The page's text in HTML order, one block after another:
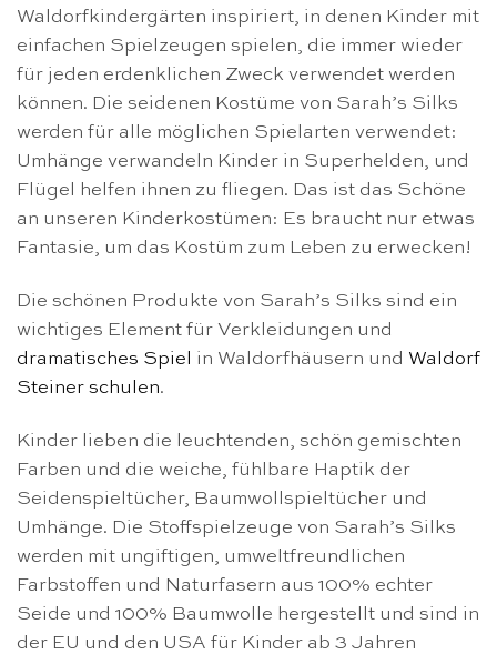
Waldorfkindergärten inspiriert, in denen Kinder mit
einfachen Spielzeugen spielen, die immer wieder
für jeden erdenklichen Zweck verwendet werden
können. Die seidenen Kostüme von Sarah’s Silks
werden für alle möglichen Spielarten verwendet:
Umhänge verwandeln Kinder in Superhelden, und
Flügel helfen ihnen zu fliegen. Das ist das Schöne
an unseren Kinderkostümen: Es braucht nur etwas
Fantasie, um das Kostüm zum Leben zu erwecken!
Die schönen Produkte von Sarah’s Silks sind ein
wichtiges Element für Verkleidungen und
dramatisches Spiel
in Waldorfhäusern und Waldorf
Steiner schulen.
Kinder lieben die leuchtenden, schön gemischten
Farben und die weiche, fühlbare Haptik der
Seidenspieltücher, Baumwollspieltücher und
Umhänge. Die Stoffspielzeuge von Sarah’s Silks
werden mit ungiftigen, umweltfreundlichen
Farbstoffen und Naturfasern aus 100% echter
Seide und 100% Baumwolle hergestellt und sind in
der EU und den USA für Kinder ab 3 Jahren